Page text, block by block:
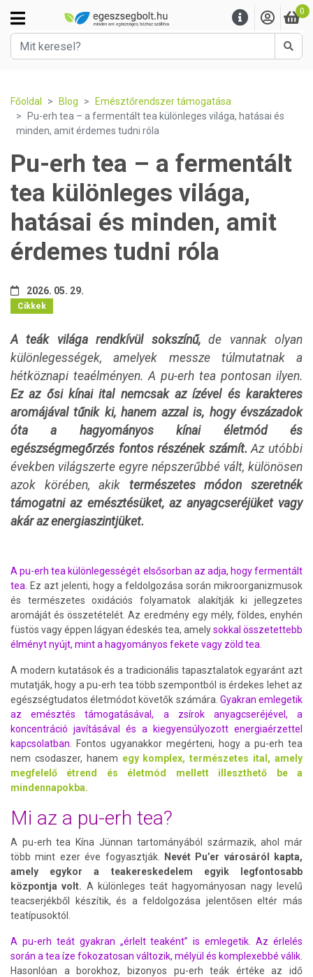
0
Főoldal Blog
Emésztőrendszer támogatása
Pu-erh tea – a fermentált tea különleges világa, hatásai és
minden, amit érdemes tudni róla
Pu-erh tea – a fermentált
tea különleges világa,
hatásai és minden, amit
érdemes tudni róla
2026. 05. 29.
Cikkek
A teák világa rendkívül sokszínű,de vannak olyan
különlegességek, amelyek messze túlmutatnak a
hétköznapi teaélményen. A pu-erh tea pontosan ilyen.
Ez az ősi kínai ital nemcsak az ízével és karakteres
aromájával tűnik ki, hanem azzal is, hogy évszázadok
óta a hagyományos kínai életmód és
egészségmegőrzés fontos részének számít. Az utóbbi
években világszerte egyre népszerűbbé vált, különösen
azok körében, akik természetes módon szeretnék
támogatni az emésztésüket, az anyagcseréjüket vagy
akár az energiaszintjüket.
A pu-erh tea különlegességét elsősorban az adja, hogy fermentált
tea.
Ez azt jelenti, hogy a feldolgozása során mikroorganizmusok
és természetes oxidációs folyamatok alakítják ki jellegzetes
aromáját és összetételét. Az eredmény egy mély, földes, enyhén
füstös vagy éppen lágyan édeskés tea, amelysokkal összetettebb
élményt nyújt, mint a hagyományos fekete vagy zöld tea.
A modern kutatások és a tradicionális tapasztalatok egyaránt azt
mutatják, hogy a pu-erh tea több szempontból is érdekes lehet az
egészségtudatos életmódot követők számára. Gyakran emlegetik
az emésztés támogatásával, a zsírok anyagcseréjével, a
koncentráció javításával és a kiegyensúlyozott energiaérzettel
kapcsolatban.
Fontos ugyanakkor megérteni, hogy a pu-erh tea
nem csodaszer, hanem egy komplex, természetes ital, amely
megfelelő étrend és életmód mellett illeszthető be a
mindennapokba.
Mi az a pu-erh tea?
A pu-erh tea Kína Jünnan tartományából származik, ahol már
több mint ezer éve fogyasztják.
Nevét Pu’er városáról kapta,
amely egykor a teakereskedelem egyik legfontosabb
központja volt. A különleges teát hagyományosan nagy levelű
teacserjékből készítik, és a feldolgozása jelentősen eltér más
teatípusoktól.
A pu-erh teát gyakran „érlelt teaként” is emlegetik. Az érlelés
során a tea íze fokozatosan változik, mélyül és komplexebbé válik.
Hasonlóan a borokhoz, bizonyos pu-erh teák értéke az idő